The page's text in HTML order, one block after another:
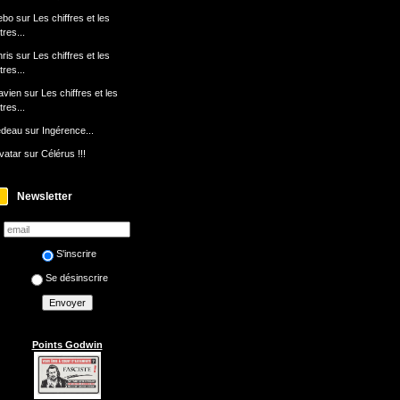
sur Les chiffres et les
sur Les chiffres et les
sur Les chiffres et les
sur Ingérence...
sur Célérus !!!
Newsletter
S'inscrire
Se désinscrire
Points Godwin